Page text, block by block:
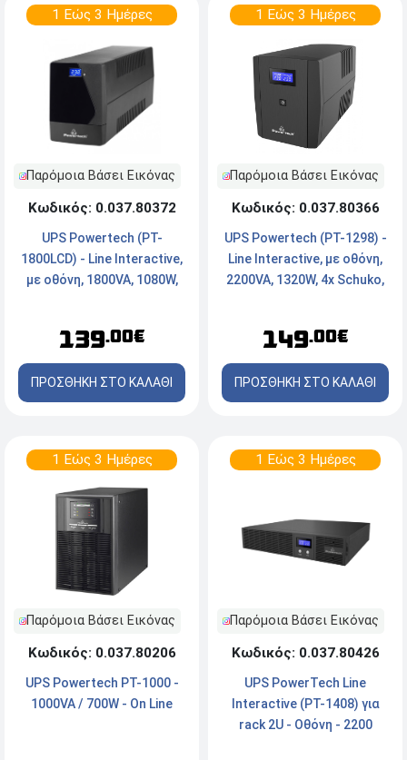
1 Εώς 3 Ημέρες
Παρόμοια Βάσει Εικόνας
Κωδικός: 0.037.80372
UPS Powertech (PT-
1800LCD) - Line Interactive,
με οθόνη, 1800VA, 1080W,
139.00€
ΠΡΟΣΘΗΚΗ ΣΤΟ ΚΑΛΑΘΙ
1 Εώς 3 Ημέρες
Παρόμοια Βάσει Εικόνας
Κωδικός: 0.037.80366
UPS Powertech (PT-1298) -
Line Interactive, με οθόνη,
2200VA, 1320W, 4x Schuko,
149.00€
ΠΡΟΣΘΗΚΗ ΣΤΟ ΚΑΛΑΘΙ
1 Εώς 3 Ημέρες
Παρόμοια Βάσει Εικόνας
Κωδικός: 0.037.80206
UPS Powertech PT-1000 -
1000VA / 700W - On Line
1 Εώς 3 Ημέρες
Παρόμοια Βάσει Εικόνας
Κωδικός: 0.037.80426
UPS PowerTech Line
Interactive (PT-1408) για
rack 2U - Οθόνη - 2200